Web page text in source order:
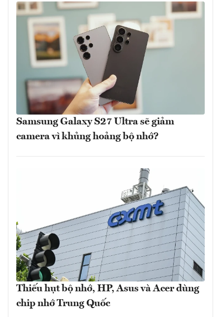
Samsung Galaxy S27 Ultra sẽ giảm
camera vì khủng hoảng bộ nhớ?
Thiếu hụt bộ nhớ, HP, Asus và Acer dùng
chip nhớ Trung Quốc